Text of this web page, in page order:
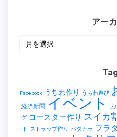
アー
Facebook うちわ作り うちわ遊び
経済新聞 イベント
グ コースター作り スイカ
ト ストラップ作り パタカラ フラ